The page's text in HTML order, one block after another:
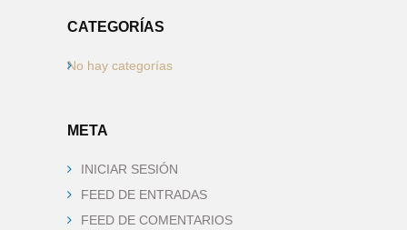
CATEGORÍAS
No hay categorías
META
INICIAR SESIÓN
FEED DE ENTRADAS
FEED DE COMENTARIOS